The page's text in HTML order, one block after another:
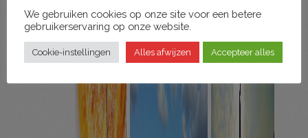
We gebruiken cookies op onze site voor een betere
gebruikerservaring op onze website.
Cookie-instellingen Alles afwijzen Accepteer alles